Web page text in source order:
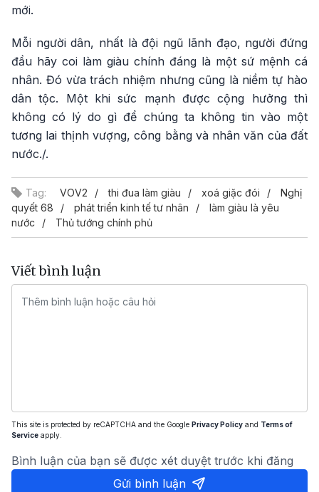
mới.
Mỗi người dân, nhất là đội ngũ lãnh đạo, người đứng
đầu hãy coi làm giàu chính đáng là một sứ mệnh cá
nhân. Đó vừa trách nhiệm nhưng cũng là niềm tự hào
dân tộc. Một khi sức mạnh được cộng hưởng thì
không có lý do gì để chúng ta không tin vào một
tương lai thịnh vượng, công bằng và nhân văn của đất
nước./.
Tag: VOV2 thi đua làm giàu xoá giặc đói
Nghị
quyết 68
phát triển kinh tế tư nhân
làm giàu là yêu
nước
Thủ tướng chính phủ
Viết bình luận
This site is protected by reCAPTCHA and the Google Privacy Policy and Terms of
Service apply.
Bình luận của bạn sẽ được xét duyệt trước khi đăng
Gửi bình luận